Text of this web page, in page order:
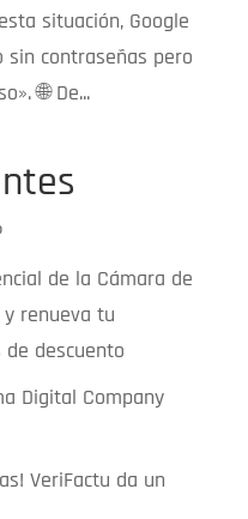
situación, Google
sin contraseñas pero
🌐 De...
de la Cámara de
renueva tu
descuento
Digital Company
VeriFactu da un